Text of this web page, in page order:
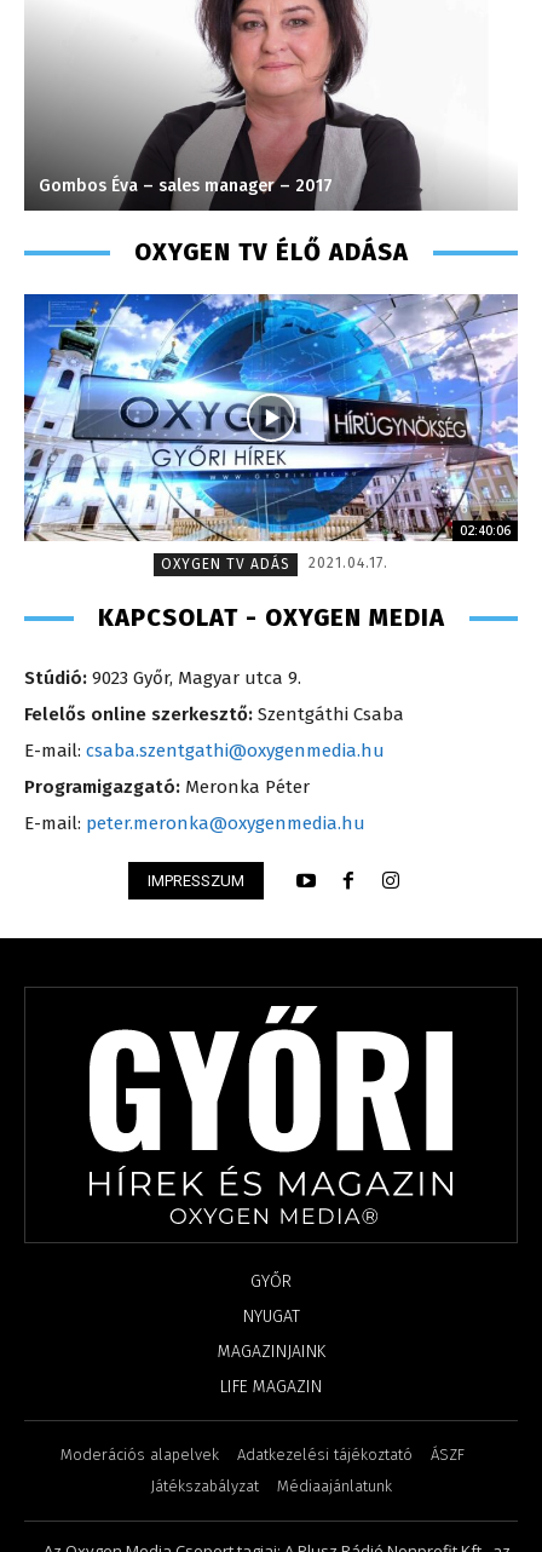
Horváth Ferenc – operatőr-vágó – 2020
OXYGEN TV ÉLŐ ADÁSA
02:40:06
OXYGEN TV ADÁS
2021.04.17.
KAPCSOLAT - OXYGEN MEDIA
Stúdió: 9023 Győr, Magyar utca 9.
Felelős online szerkesztő: Szentgáthi Csaba
E-mail: csaba.szentgathi@oxygenmedia.hu
Programigazgató: Meronka Péter
E-mail: peter.meronka@oxygenmedia.hu
IMPRESSZUM
GYŐR
NYUGAT
MAGAZINJAINK
LIFE MAGAZIN
Moderációs alapelvek Adatkezelési tájékoztató
ÁSZF
Játékszabályzat
Médiaajánlatunk